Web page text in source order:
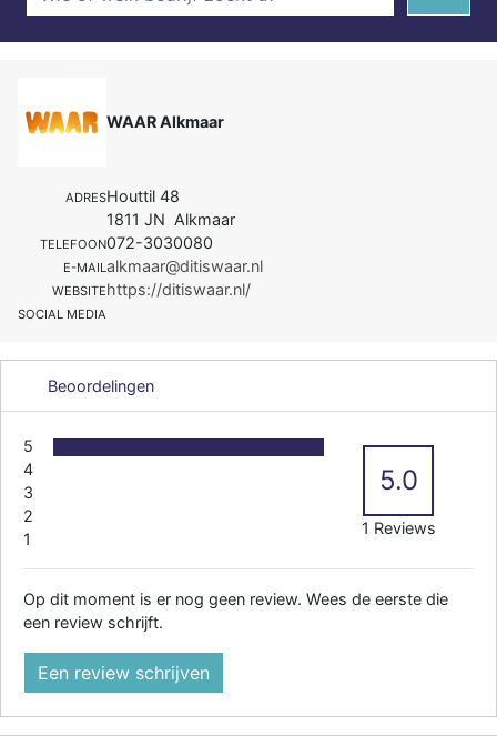
WAAR Alkmaar
ADRESHouttil 48
1811 JN Alkmaar
TELEFOON072-3030080
E-MAILalkmaar@ditiswaar.nl
WEBSITEhttps://ditiswaar.nl/
SOCIAL MEDIA
Beoordelingen
5
4
3
2
1
5.0
1 Reviews
Op dit moment is er nog geen review. Wees de eerste die
een review schrijft.
Een review schrijven